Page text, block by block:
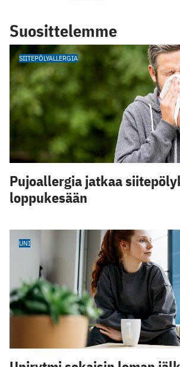
Suosittelemme
SIITEPÖLYALLERGIA
Pujoallergia jatkaa
loppukesään
UNI